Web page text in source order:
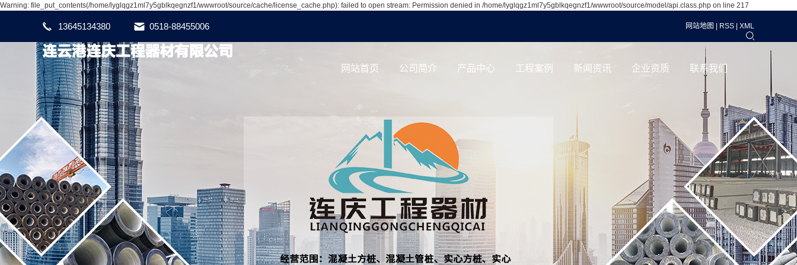
Warning: file_put_contents(/home/lyglqgz1ml7y5gblkqegnzf1/wwwroot/source/cache/license_cache.php): failed to open stream: Permission denied in /home/lyglqgz1ml7y5gblkqegnzf1/wwwroot/source/model/api.class.php on line 217
13645134380 0518-88455006 网站地图 RSS XML
网站首页 公司简介 产品中心 工程案例 新闻资讯 企业资质 联系我们